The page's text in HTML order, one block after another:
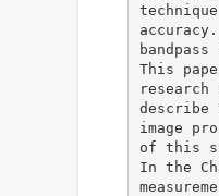
This
research
describe
image
of this
In the